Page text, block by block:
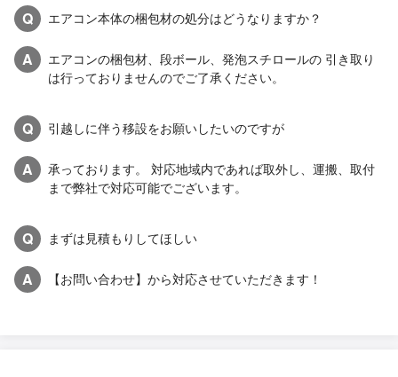
Q エアコン本体の梱包材の処分はどうなりますか？
A
エアコンの梱包材、段ボール、発泡スチロールの 引き取り
は行っておりませんのでご了承ください。
Q 引越しに伴う移設をお願いしたいのですが
A
承っております。 対応地域内であれば取外し、運搬、取付
まで弊社で対応可能でございます。
Q まずは見積もりしてほしい
A 【お問い合わせ】から対応させていただきます！